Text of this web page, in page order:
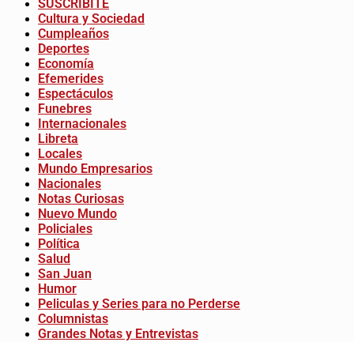
SUSCRÍBITE
Cultura y Sociedad
Cumpleaños
Deportes
Economía
Efemerides
Espectáculos
Funebres
Internacionales
Libreta
Locales
Mundo Empresarios
Nacionales
Notas Curiosas
Nuevo Mundo
Policiales
Política
Salud
San Juan
Humor
Peliculas y Series para no Perderse
Columnistas
Grandes Notas y Entrevistas